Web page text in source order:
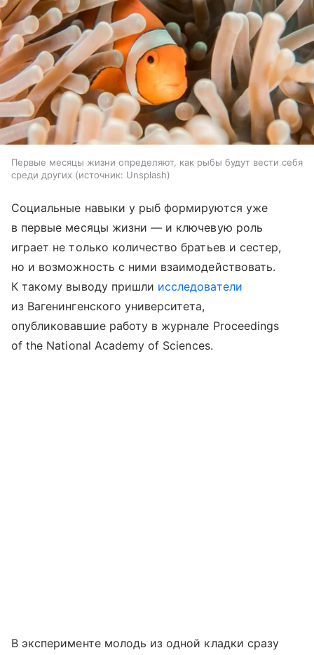
Первые месяцы жизни определяют, как рыбы будут вести себя
среди других
источник: Unsplash
Социальные навыки у рыб формируются уже
в первые месяцы жизни — и ключевую роль
играет не только количество братьев и сестер,
но и возможность с ними взаимодействовать.
К такому выводу пришли исследователи
из Вагенингенского университета,
опубликовавшие работу в журнале Proceedings
of the National Academy of Sciences.
В эксперименте молодь из одной кладки сразу